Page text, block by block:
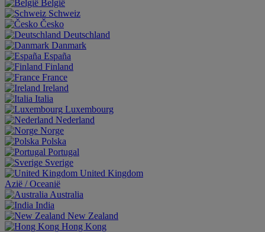
België
Schweiz
Česko
Deutschland
Danmark
España
Finland
France
Ireland
Italia
Luxembourg
Nederland
Norge
Polska
Portugal
Sverige
United Kingdom
Aziё / Oceaniё
Australia
India
New Zealand
Hong Kong